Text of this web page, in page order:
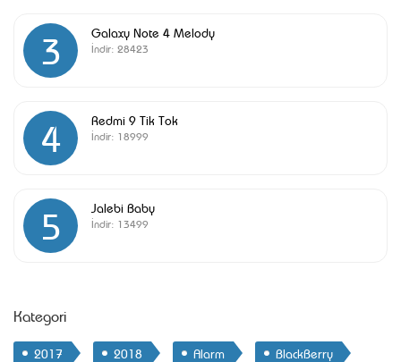
3 Galaxy Note 4 Melody
İndir: 28423
4 Redmi 9 Tik Tok
İndir: 18999
5 Jalebi Baby
İndir: 13499
Kategori
2017 2018 Alarm
BlackBerry